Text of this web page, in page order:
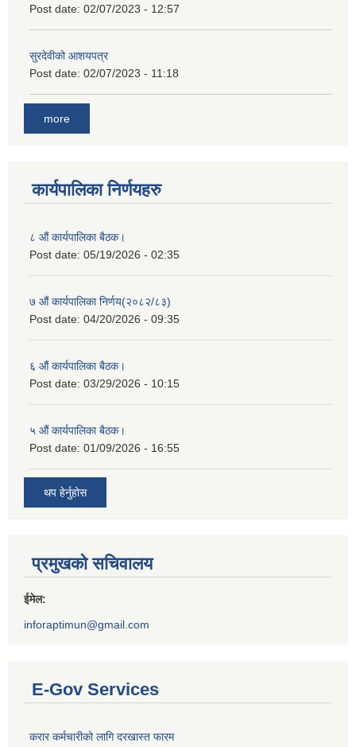
Post date: 02/07/2023 - 12:57
सुरदेवीको आशयपत्र
Post date: 02/07/2023 - 11:18
more
कार्यपालिका निर्णयहरु
८ औं कार्यपालिका बैठक।
Post date: 05/19/2026 - 02:35
७ औं कार्यपालिका निर्णय(२०८२/८३)
Post date: 04/20/2026 - 09:35
६ औं कार्यपालिका बैठक।
Post date: 03/29/2026 - 10:15
५ औं कार्यपालिका बैठक।
Post date: 01/09/2026 - 16:55
थप हेर्नुहोस
प्रमुखको सचिवालय
ईमेल:
inforaptimun@gmail.com
E-Gov Services
करार कर्मचारीको लागि दरखास्त फारम